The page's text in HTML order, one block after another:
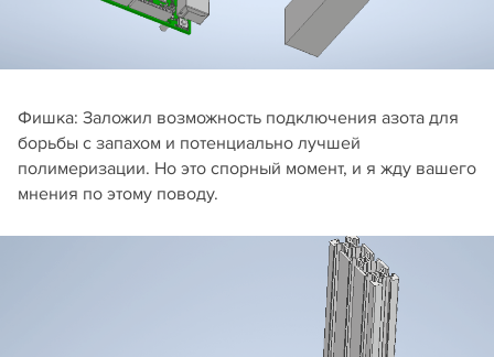
Фишка: Заложил возможность подключения азота для
борьбы с запахом и потенциально лучшей
полимеризации. Но это спорный момент, и я жду вашего
мнения по этому поводу.